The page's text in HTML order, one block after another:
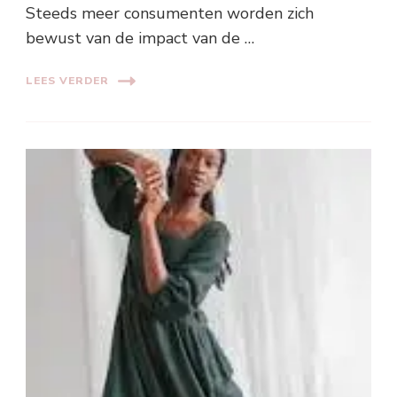
Steeds meer consumenten worden zich
bewust van de impact van de …
LEES VERDER